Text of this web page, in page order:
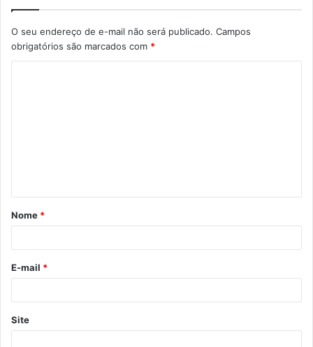
O seu endereço de e-mail não será publicado. Campos
obrigatórios são marcados com *
á
r
*
Nome *
E-mail *
Site